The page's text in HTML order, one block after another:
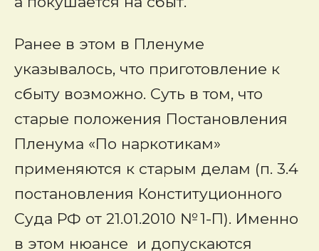
Ранее в этом в Пленуме
указывалось, что приготовление к
сбыту возможно. Суть в том, что
старые положения Постановления
Пленума «По наркотикам»
применяются к старым делам (п. 3.4
постановления Конституционного
Суда РФ от 21.01.2010 № 1-П). Именно
в этом нюансе и допускаются